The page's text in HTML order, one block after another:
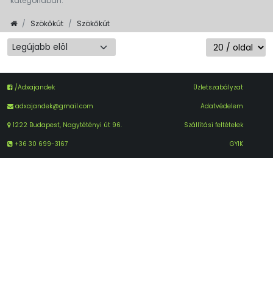
Szökőkút Szökőkút
/Adxajandek Üzletszabályzat
adxajandek@gmail.com Adatvédelem
1222 Budapest, Nagytétényi út 96. Szállítási feltételek
+36 30 699-3167 GYIK